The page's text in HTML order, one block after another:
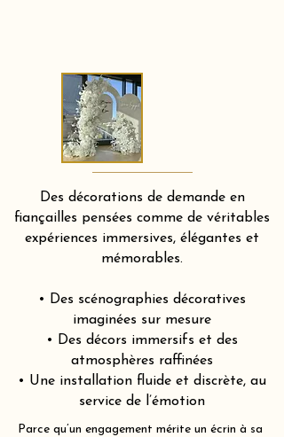
Des décorations de demande en
fiançailles pensées comme de véritables
expériences immersives, élégantes et
mémorables.
• Des scénographies décoratives
imaginées sur mesure
• Des décors immersifs et des
atmosphères raffinées
• Une installation fluide et discrète, au
service de l’émotion
Parce qu’un engagement mérite un écrin à sa